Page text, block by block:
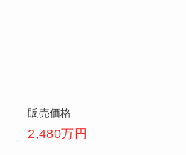
販売価格
2,480万円